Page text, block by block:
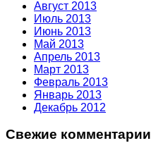
Август 2013
Июль 2013
Июнь 2013
Май 2013
Апрель 2013
Март 2013
Февраль 2013
Январь 2013
Декабрь 2012
Свежие комментарии